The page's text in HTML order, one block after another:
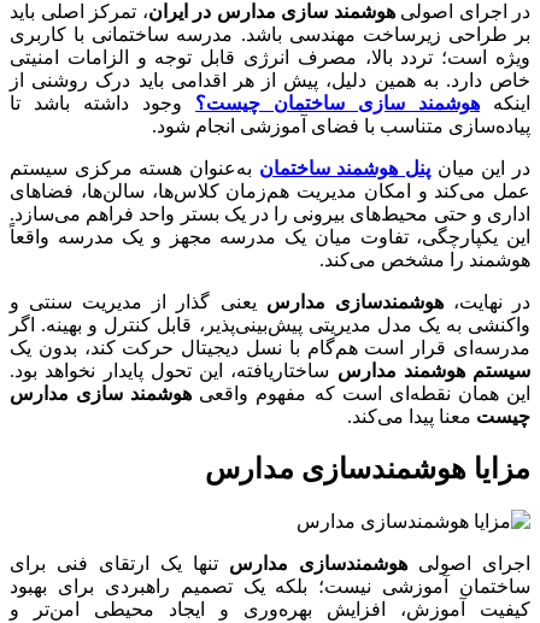
در اجرای اصولیهوشمند سازی مدارس در ایران، تمرکز اصلی باید
بر طراحی زیرساخت مهندسی باشد. مدرسه ساختمانی با کاربری
ویژه است؛ تردد بالا، مصرف انرژی قابل توجه و الزامات امنیتی
خاص دارد. به همین دلیل، پیش از هر اقدامی باید درک روشنی از
اینکه هوشمند سازی ساختمان چیست؟ وجود داشته باشد تا
پیاده‌سازی متناسب با فضای آموزشی انجام شود.
در این میان پنل هوشمند ساختمان به‌عنوان هسته مرکزی سیستم
عمل می‌کند و امکان مدیریت هم‌زمان کلاس‌ها، سالن‌ها، فضاهای
اداری و حتی محیط‌های بیرونی را در یک بستر واحد فراهم می‌سازد.
این یکپارچگی، تفاوت میان یک مدرسه مجهز و یک مدرسه واقعاً
هوشمند را مشخص می‌کند.
در نهایت،هوشمندسازی مدارس یعنی گذار از مدیریت سنتی و
واکنشی به یک مدل مدیریتی پیش‌بینی‌پذیر، قابل کنترل و بهینه. اگر
مدرسه‌ای قرار است هم‌گام با نسل دیجیتال حرکت کند، بدون یک
سیستم هوشمند مدارس ساختاریافته، این تحول پایدار نخواهد بود.
این همان نقطه‌ای است که مفهوم واقعی هوشمند سازی مدارس
چیست معنا پیدا می‌کند.
مزایا هوشمندسازی مدارس
اجرای اصولی هوشمندسازی مدارس تنها یک ارتقای فنی برای
ساختمان آموزشی نیست؛ بلکه یک تصمیم راهبردی برای بهبود
کیفیت آموزش، افزایش بهره‌وری و ایجاد محیطی امن‌تر و